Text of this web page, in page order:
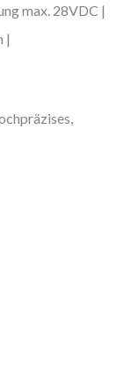
max. 28VDC |
|